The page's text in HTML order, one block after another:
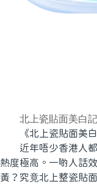
北上瓷貼面美白
《北上瓷貼面美白
近年唔少香港人都
熱度極高。一啲人話
黃？究竟北上整瓷貼